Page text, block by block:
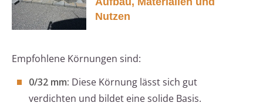
Nutzen
Empfohlene Körnungen sind:
0/32 mm: Diese Körnung lässt sich gut
verdichten und bildet eine solide Basis.